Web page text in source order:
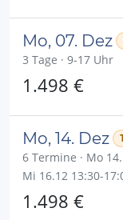
Mo, 07. Dez
3 Tage · 9-17 Uhr
1.498 €
Mo, 14. Dez
6 Termine · Mo
Mi 16.12 13:30-
1.498 €